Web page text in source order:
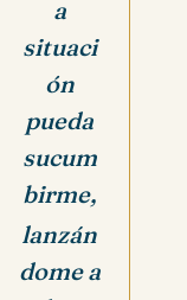
a
situaci
ón
pueda
sucum
birme,
lanzán
dome a